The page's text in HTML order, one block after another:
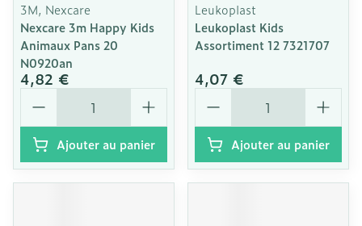
3M, Nexcare
Nexcare 3m Happy Kids
Animaux Pans 20
N0920an
4,82 €
Quantité
Ajouter au panier
Leukoplast
Leukoplast Kids
Assortiment 12 7321707
4,07 €
Quantité
Ajouter au panier